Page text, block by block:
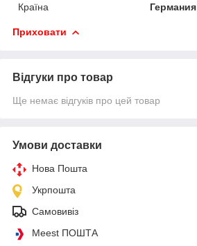
Країна
Германия
Приховати
Відгуки про товар
Ще немає відгуків про цей товар
Умови доставки
Нова Пошта
Укрпошта
Самовивіз
Meest ПОШТА